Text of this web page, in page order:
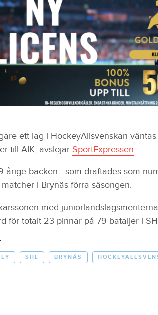
ett lag i HockeyAllsvenskan
till AIK, avslöjar SportExpressen.
årige backen - som draftades som
i Brynäs förra säsongen.
med
för totalt 23 pinnar på 79 bataljer i
SHL BRYNÄS